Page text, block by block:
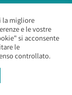
Reserved.
la migliore
e le vostre
si acconsente
le
controllato.